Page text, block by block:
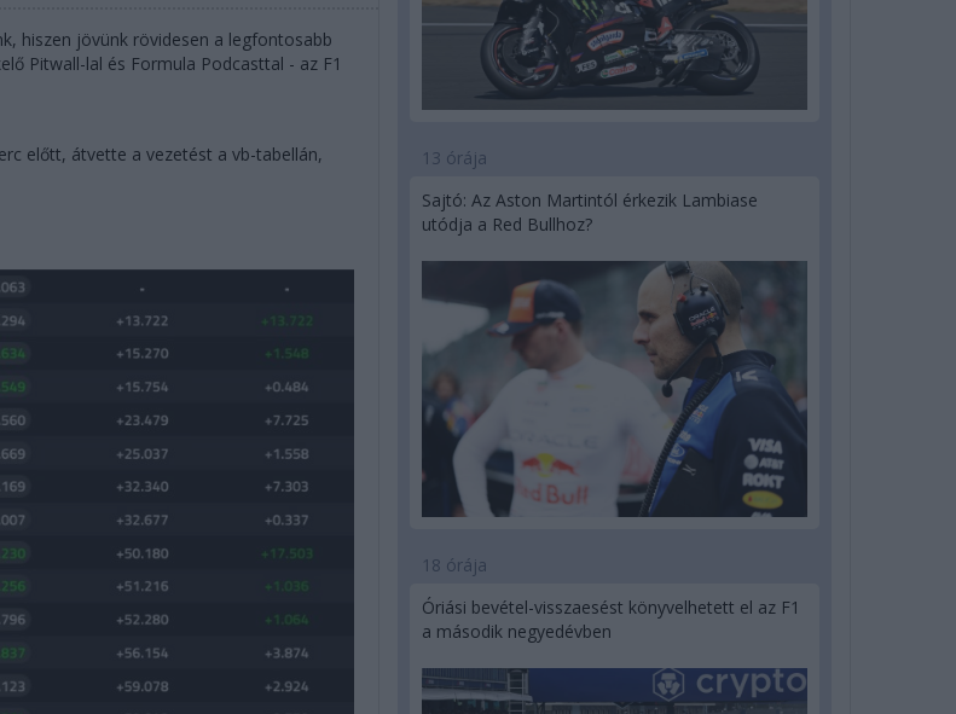
hiszen jövünk rövidesen a legfontosabb
Pitwall-lal és Formula Podcasttal - az F1
előtt, átvette a vezetést a vb-tabellán,
13 órája
Sajtó: Az Aston Martintól érkezik Lambiase
utódja a Red Bullhoz?
18 órája
Óriási bevétel-visszaesést könyvelhetett el az F1
a második negyedévben